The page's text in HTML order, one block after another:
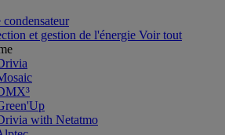
condensateur
et gestion de l'énergie Voir tout
with Netatmo